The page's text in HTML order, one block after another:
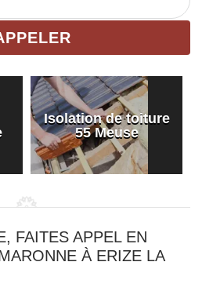
Isolation de toiture
55 Meuse
FAITES APPEL EN
À ERIZE LA